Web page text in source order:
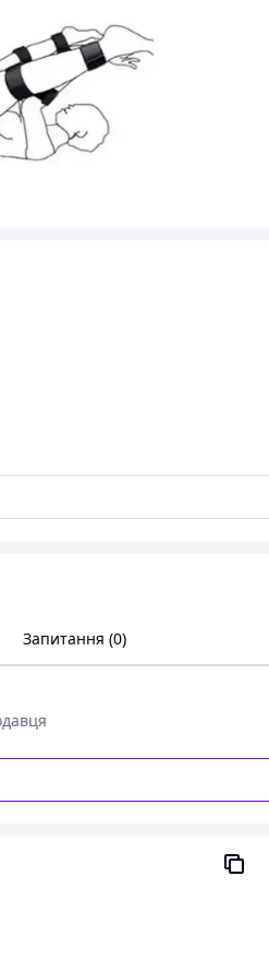
ігор Наручники
міцного та приємного на
положенні,
Запитання (0)